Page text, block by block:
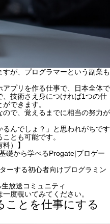
が、プログラマーという副業も
プリを作る仕事で、日本全体で
技術さえ身につければ1つの仕
できます。
で、覚えるまでに相当の努力が
んでしょ？」
と思われがちです
とも可能です。
）】
礎から学べるProgate[プロゲー
ーする初心者向けプログラミン
放送コミュニティ
度覗いてみてください。
ことを仕事にする